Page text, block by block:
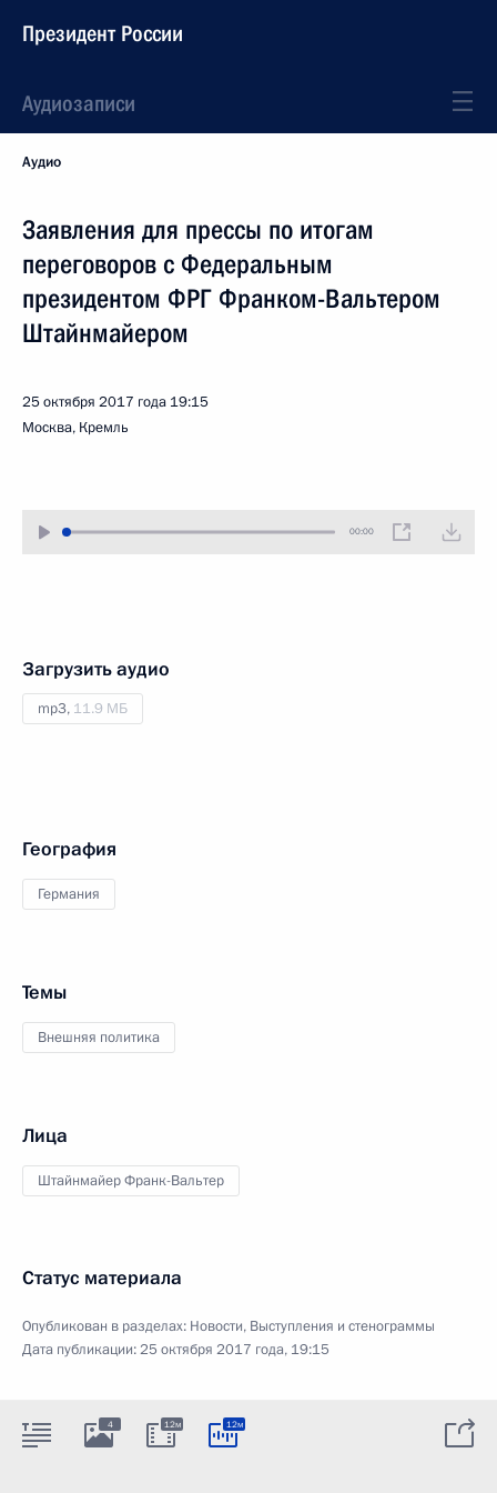
Президент России
Аудиозаписи
Аудио
Заявления для прессы по итогам
переговоров с Федеральным
президентом ФРГ Франком-Вальтером
Штайнмайером
25 октября 2017 года 19:15
Москва, Кремль
00:00
Загрузить аудио
mp3, 11.9 МБ
География
Германия
Темы
Внешняя политика
Лица
Штайнмайер Франк-Вальтер
Статус материала
Опубликован в разделах: Новости, Выступления и стенограммы
Дата публикации:25 октября 2017 года, 19:15
4 12м 12м